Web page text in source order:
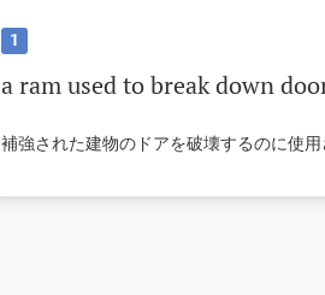
1
aramusedtobreakdown
補強された建物のドアを破壊するのに使